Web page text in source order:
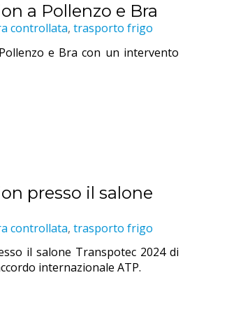
a Pollenzo e Bra
controllata, trasporto frigo
e Bra con un intervento
presso il salone
controllata, trasporto frigo
il salone Transpotec 2024 di
internazionale ATP.